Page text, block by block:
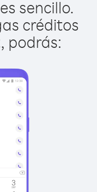
sencillo.
créditos
podrás: